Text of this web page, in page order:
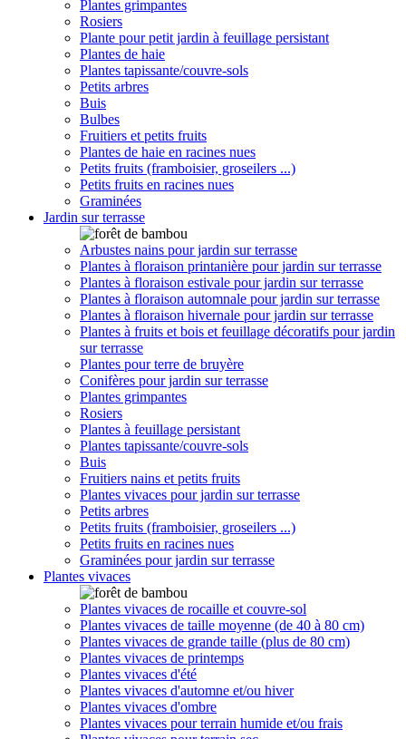
Plantes grimpantes
Rosiers
Plante pour petit jardin à feuillage persistant
Plantes de haie
Plantes tapissante/couvre-sols
Petits arbres
Buis
Bulbes
Fruitiers et petits fruits
Plantes de haie en racines nues
Petits fruits (framboisier, groseilers ...)
Petits fruits en racines nues
Graminées
Jardin sur terrasse
Arbustes nains pour jardin sur terrasse
Plantes à floraison printanière pour jardin sur terrasse
Plantes à floraison estivale pour jardin sur terrasse
Plantes à floraison automnale pour jardin sur terrasse
Plantes à floraison hivernale pour jardin sur terrasse
Plantes à fruits et bois et feuillage décoratifs pour jardin
sur terrasse
Plantes pour terre de bruyère
Conifères pour jardin sur terrasse
Plantes grimpantes
Rosiers
Plantes à feuillage persistant
Plantes tapissante/couvre-sols
Buis
Fruitiers nains et petits fruits
Plantes vivaces pour jardin sur terrasse
Petits arbres
Petits fruits (framboisier, groseilers ...)
Petits fruits en racines nues
Graminées pour jardin sur terrasse
Plantes vivaces
Plantes vivaces de rocaille et couvre-sol
Plantes vivaces de taille moyenne (de 40 à 80 cm)
Plantes vivaces de grande taille (plus de 80 cm)
Plantes vivaces de printemps
Plantes vivaces d'été
Plantes vivaces d'automne et/ou hiver
Plantes vivaces d'ombre
Plantes vivaces pour terrain humide et/ou frais